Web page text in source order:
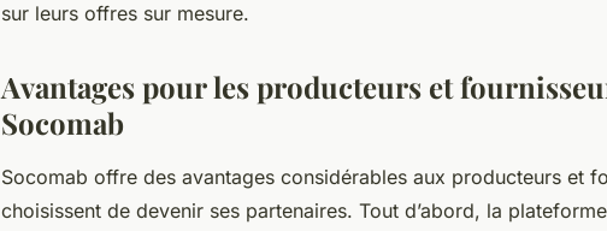
sur leurs offres sur mesure.
Avantages pour les producteurs et
Socomab
Socomab offre des avantages considérables aux producteurs et
choisissent de devenir ses partenaires. Tout d’abord, la